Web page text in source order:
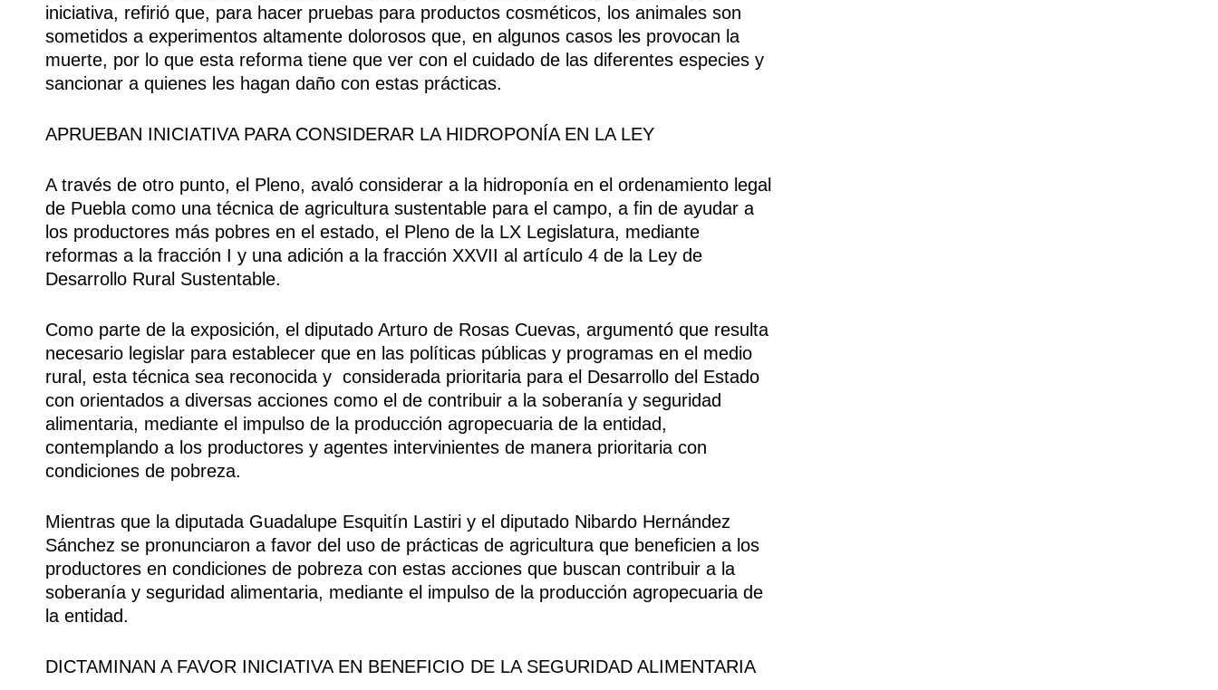
iniciativa, refirió que, para hacer pruebas para productos cosméticos, los animales son
sometidos a experimentos altamente dolorosos que, en algunos casos les provocan la
muerte, por lo que esta reforma tiene que ver con el cuidado de las diferentes especies y
sancionar a quienes les hagan daño con estas prácticas.
APRUEBAN INICIATIVA PARA CONSIDERAR LA HIDROPONÍA EN LA LEY
A través de otro punto, el Pleno, avaló considerar a la hidroponía en el ordenamiento legal
de Puebla como una técnica de agricultura sustentable para el campo, a fin de ayudar a
los productores más pobres en el estado, el Pleno de la LX Legislatura, mediante
reformas a la fracción I y una adición a la fracción XXVII al artículo 4 de la Ley de
Desarrollo Rural Sustentable.
Como parte de la exposición, el diputado Arturo de Rosas Cuevas, argumentó que resulta
necesario legislar para establecer que en las políticas públicas y programas en el medio
rural, esta técnica sea reconocida y considerada prioritaria para el Desarrollo del Estado
con orientados a diversas acciones como el de contribuir a la soberanía y seguridad
alimentaria, mediante el impulso de la producción agropecuaria de la entidad,
contemplando a los productores y agentes intervinientes de manera prioritaria con
condiciones de pobreza.
Mientras que la diputada Guadalupe Esquitín Lastiri y el diputado Nibardo Hernández
Sánchez se pronunciaron a favor del uso de prácticas de agricultura que beneficien a los
productores en condiciones de pobreza con estas acciones que buscan contribuir a la
soberanía y seguridad alimentaria, mediante el impulso de la producción agropecuaria de
la entidad.
DICTAMINAN A FAVOR INICIATIVA EN BENEFICIO DE LA SEGURIDAD ALIMENTARIA